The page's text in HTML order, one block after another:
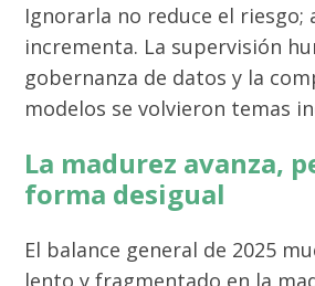
Ignorarla no reduce el riesgo;
incrementa. La supervisión
gobernanza de datos y la
modelos se volvieron temas
La madurez avanza,
forma desigual
El balance general de 2025
lento y fragmentado en la